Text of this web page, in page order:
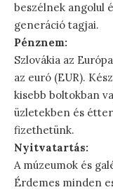
beszélnek angolul
generáció tagjai.
Pénznem:
Szlovákia az
az euró (EUR).
kisebb boltokban
üzletekben és
fizethetünk.
Nyitvatartás:
A múzeumok és
Érdemes minden